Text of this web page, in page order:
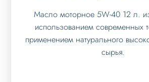
Масло моторное 5W-40 12 л.
использованием современных
применением натурального
сырья.